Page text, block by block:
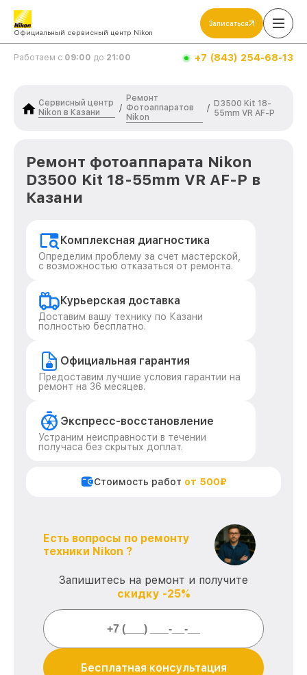
Официальный сервисный центр Nikon
Записаться
Работаем с 09:00 до 21:00 +7 (843) 254-68-13
Сервисный центр
Nikon в Казани
/
Ремонт
Фотоаппаратов
Nikon
/ D3500 Kit 18-
55mm VR AF-P
Ремонт фотоаппарата Nikon
D3500 Kit 18-55mm VR AF-P в
Казани
Комплексная диагностика
Определим проблему за счет мастерской,
с возможностью отказаться от ремонта.
Курьерская доставка
Доставим вашу технику по Казани
полностью бесплатно.
Официальная гарантия
Предоставим лучшие условия гарантии на
ремонт на 36 месяцев.
Экспресс-восстановление
Устраним неисправности в течении
получаса без скрытых доплат.
Стоимость работ от 500₽
Есть вопросы по ремонту
техники Nikon ?
Запишитесь на ремонт и получите
скидку -25%
Бесплатная консультация